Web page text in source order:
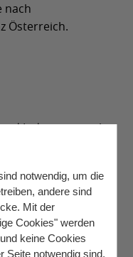
nach
Österreich.
Indien von mehr
und 70.000
für
den
neu gestaltet –
notwendig, um die
andere sind
Mit der
Cookies" werden
keine Cookies
Seite notwendig sind.